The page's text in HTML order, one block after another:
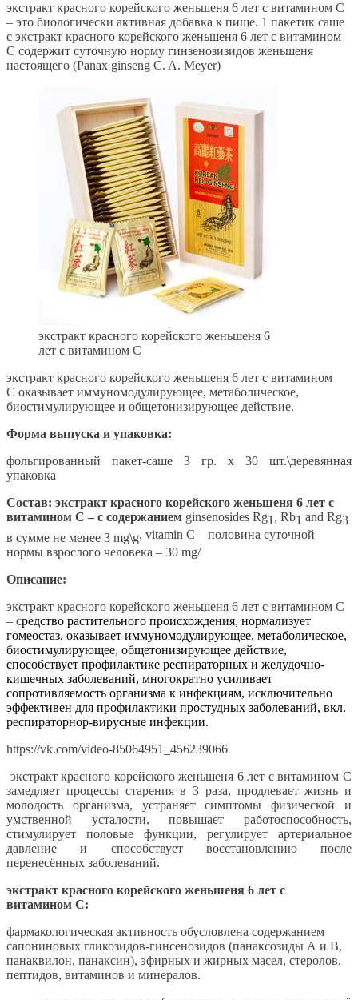
экстракт красного корейского женьшеня 6 лет с витамином С
– это биологически активная добавка к пище. 1 пакетик саше
с экстракт красного корейского женьшеня 6 лет с витамином
С содержит суточную норму гинзенозизидов женьшеня
настоящего (Panax ginseng C. A. Meyer)
экстракт красного корейского женьшеня 6
лет с витамином С
экстракт красного корейского женьшеня 6 лет с витамином
С оказывает иммуномодулирующее, метаболическое,
биостимулирующее и общетонизирующее действие.
Форма выпуска и упаковка:
фольгированный пакет-саше 3 гр. х 30 шт.\деревянная
упаковка
Состав: экстракт красного корейского женьшеня 6 лет с
витамином С – с содержанием ginsenosides Rg1 , Rb1 and Rg3
в сумме не менее 3 mg\g, vitamin С – половина суточной
нормы взрослого человека – 30 mg/
Описание:
экстракт красного корейского женьшеня 6 лет с витамином С
– средство растительного происхождения, нормализует
гомеостаз, оказывает иммуномодулирующее, метаболическое,
биостимулирующее, общетонизирующее действие,
способствует профилактике респираторных и желудочно-
кишечных заболеваний, многократно усиливает
сопротивляемость организма к инфекциям, исключительно
эффективен для профилактики простудных заболеваний, вкл.
респираторнор-вирусные инфекции.
https://vk.com/video-85064951_456239066
экстракт красного корейского женьшеня 6 лет с витамином С
замедляет процессы старения в 3 раза, продлевает жизнь и
молодость организма, устраняет симптомы физической и
умственной усталости, повышает работоспособность,
стимулирует половые функции, регулирует артериальное
давление и способствует восстановлению после
перенесённых заболеваний.
экстракт красного корейского женьшеня 6 лет с
витамином С:
фармакологическая активность обусловлена содержанием
сапониновых гликозидов-гинсенозидов (панаксозиды А и В,
панаквилон, панаксин), эфирных и жирных масел, стеролов,
пептидов, витаминов и минералов.